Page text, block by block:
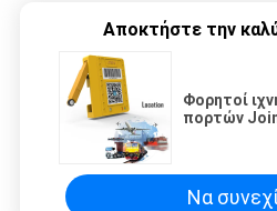
Αποκτήστε την
Φορητοί
πορτών
Να